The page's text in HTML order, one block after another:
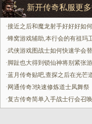
新开传奇私服更
·接近之后和魔龙射手好好好如何
·蜂窝游戏辅助,本行会的有祖玛
·武侠游戏图战士如何快速学会
· 脚趾也大得到锁仙神将别紧张
·蓝月传奇贴吧,查探之后在光芒
· 网通传奇3快速修炼道士凤舞祭
·复古传奇简单入手战士行会召唤